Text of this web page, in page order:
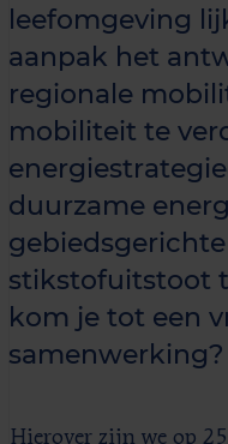
leefomgeving
aanpak het
regionale
mobiliteit te
duurzame
stikstofuitstoot
kom je tot een
samenwerking?
Hierover zijn we op